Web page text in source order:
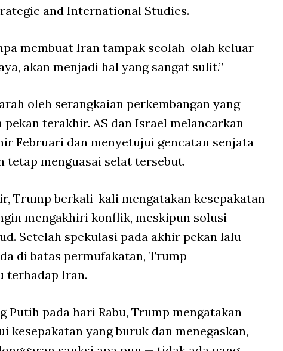
and International Studies.
membuat Iran tampak seolah-olah keluar
akan menjadi hal yang sangat sulit.”
oleh serangkaian perkembangan yang
terakhir. AS dan Israel melancarkan
Februari dan menyetujui gencatan senjata
tetap menguasai selat tersebut.
Trump berkali-kali mengatakan kesepakatan
mengakhiri konflik, meskipun solusi
Setelah spekulasi pada akhir pekan lalu
di batas permufakatan, Trump
terhadap Iran.
Putih pada hari Rabu, Trump mengatakan
kesepakatan yang buruk dan menegaskan,